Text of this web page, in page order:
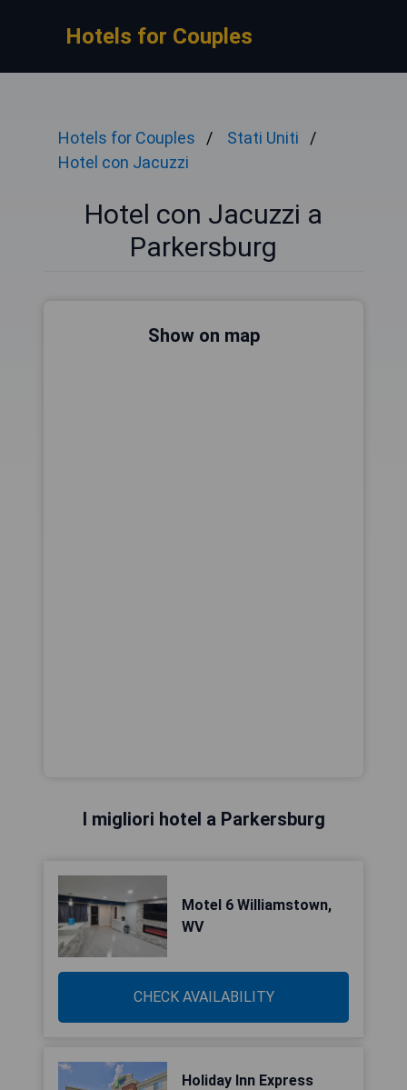
Hotels for Couples
Hotels for Couples
Stati Uniti
Hotel con Jacuzzi
Hotel con Jacuzzi a
Parkersburg
Show on map
I migliori hotel a Parkersburg
Motel 6 Williamstown,
WV
CHECK AVAILABILITY
Holiday Inn Express